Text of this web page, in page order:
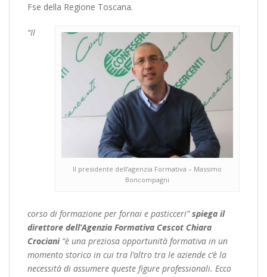
Fse della Regione Toscana.
Il presidente dell’agenzia Formativa – Massimo
Boncompagni
“Il
corso di formazione per fornai e pasticceri”spiega il
direttore dell’Agenzia Formativa Cescot Chiara
Crociani“è una preziosa opportunità formativa in un
momento storico in cui tra l’altro tra le aziende c’è la
necessità di assumere queste figure professionali. Ecco